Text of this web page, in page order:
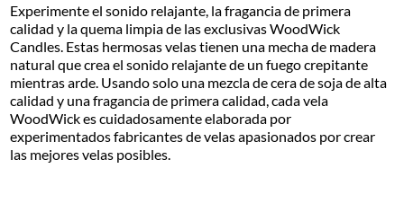
Experimente el sonido relajante, la fragancia de primera
calidad y la quema limpia de las exclusivas WoodWick
Candles. Estas hermosas velas tienen una mecha de madera
natural que crea el sonido relajante de un fuego crepitante
mientras arde. Usando solo una mezcla de cera de soja de alta
calidad y una fragancia de primera calidad, cada vela
WoodWick es cuidadosamente elaborada por
experimentados fabricantes de velas apasionados por crear
las mejores velas posibles.